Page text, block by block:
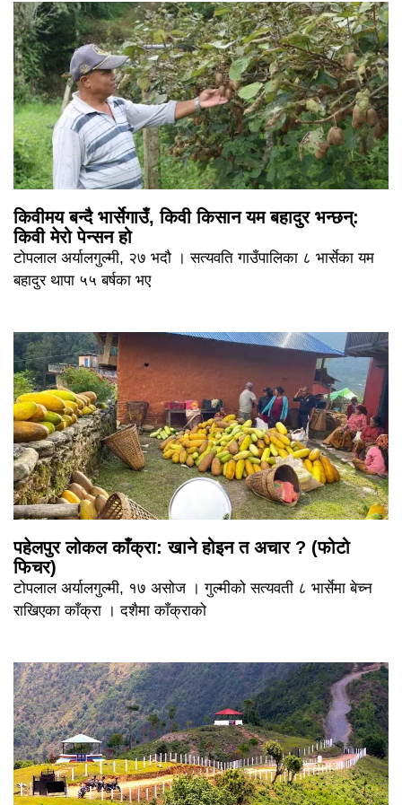
किवीमय बन्दै भार्सेगाउँ, किवी किसान यम बहादुर भन्छन्:
किवी मेरो पेन्सन हो
टोपलाल अर्यालगुल्मी, २७ भदौ । सत्यवति गाउँपालिका ८ भार्सेका यम
बहादुर थापा ५५ बर्षका भए
पहेलपुर लोकल काँक्रा: खाने होइन त अचार ? (फोटो
फिचर)
टोपलाल अर्यालगुल्मी, १७ असोज । गुल्मीको सत्यवती ८ भार्सेमा बेच्न
राखिएका काँक्रा । दशैमा काँक्राको